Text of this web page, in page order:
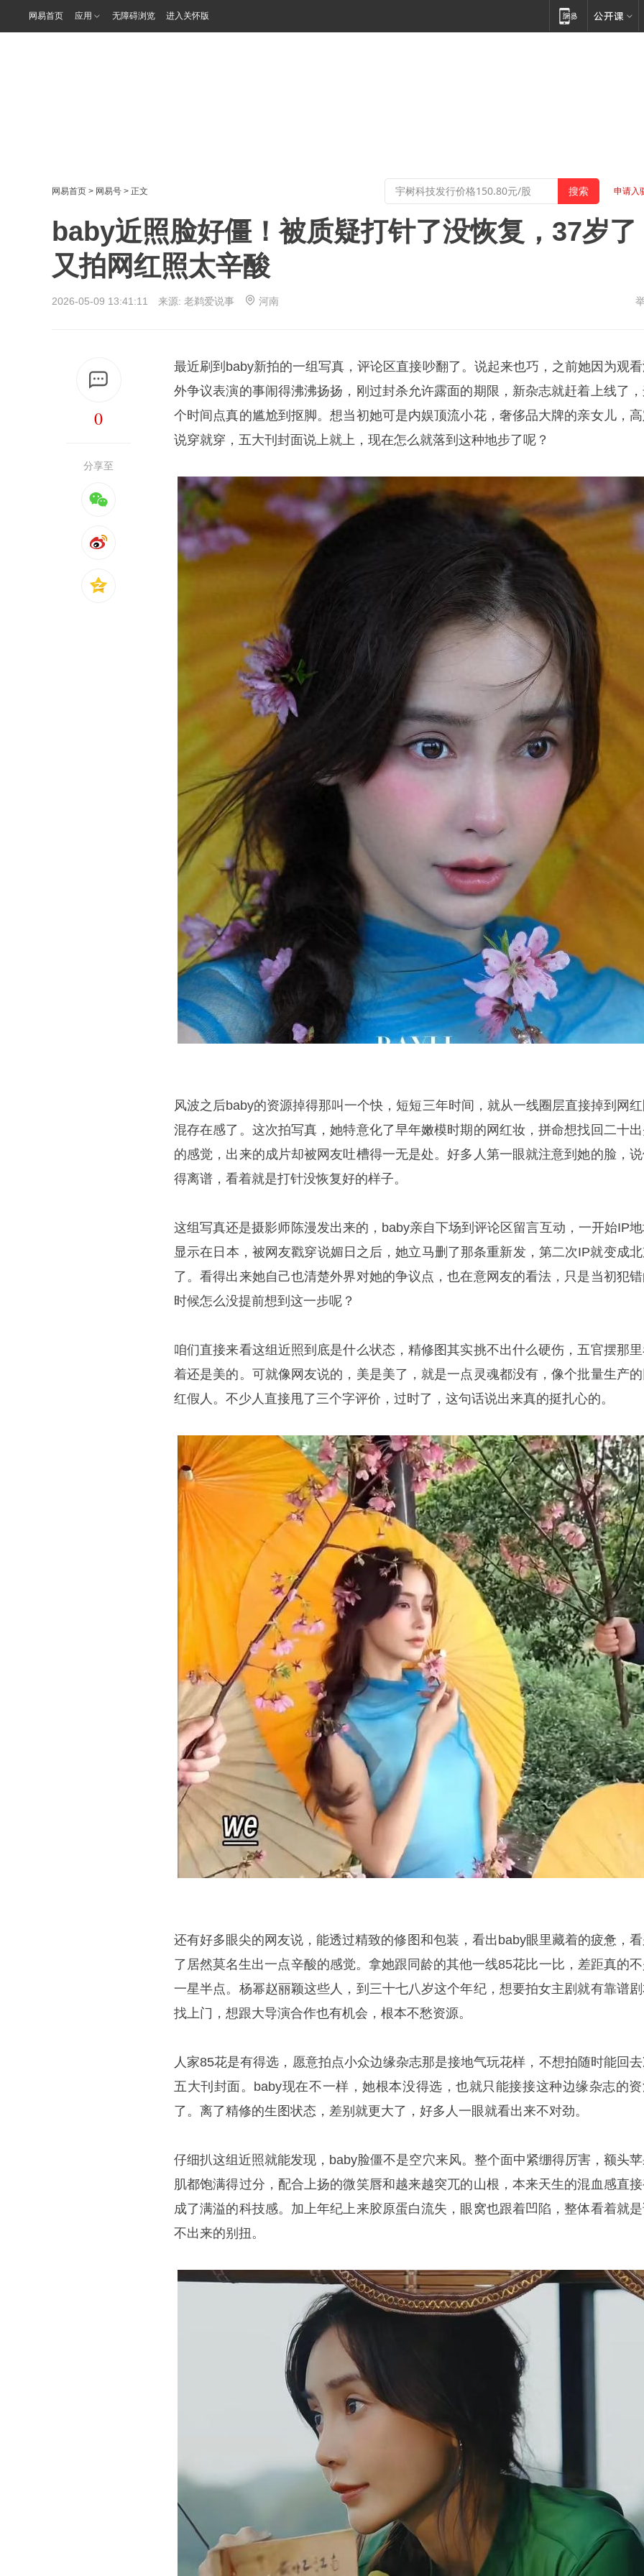
网易首页 应用 无障碍浏览 进入关怀版
网易首页 > 网易号 > 正文 申请入
baby近照脸好僵！被质疑打针了没恢复，37岁了
又拍网红照太辛酸
2026-05-09 13:41:11 来源: 老鹈爱说事 河南
0
分享至
最近刷到baby新拍的一组写真，评论区直接吵翻了。说起来也巧，之前她因为观
外争议表演的事闹得沸沸扬扬，刚过封杀允许露面的期限，新杂志就赶着上线了
个时间点真的尴尬到抠脚。想当初她可是内娱顶流小花，奢侈品大牌的亲女儿，
说穿就穿，五大刊封面说上就上，现在怎么就落到这种地步了呢？
风波之后baby的资源掉得那叫一个快，短短三年时间，就从一线圈层直接掉到网
混存在感了。这次拍写真，她特意化了早年嫩模时期的网红妆，拼命想找回二十
的感觉，出来的成片却被网友吐槽得一无是处。好多人第一眼就注意到她的脸，
得离谱，看着就是打针没恢复好的样子。
这组写真还是摄影师陈漫发出来的，baby亲自下场到评论区留言互动，一开始IP
显示在日本，被网友戳穿说媚日之后，她立马删了那条重新发，第二次IP就变成
了。看得出来她自己也清楚外界对她的争议点，也在意网友的看法，只是当初犯
时候怎么没提前想到这一步呢？
咱们直接来看这组近照到底是什么状态，精修图其实挑不出什么硬伤，五官摆那
着还是美的。可就像网友说的，美是美了，就是一点灵魂都没有，像个批量生产
红假人。不少人直接甩了三个字评价，过时了，这句话说出来真的挺扎心的。
还有好多眼尖的网友说，能透过精致的修图和包装，看出baby眼里藏着的疲惫，
了居然莫名生出一点辛酸的感觉。拿她跟同龄的其他一线85花比一比，差距真的
一星半点。杨幂赵丽颖这些人，到三十七八岁这个年纪，想要拍女主剧就有靠谱
找上门，想跟大导演合作也有机会，根本不愁资源。
人家85花是有得选，愿意拍点小众边缘杂志那是接地气玩花样，不想拍随时能回
五大刊封面。baby现在不一样，她根本没得选，也就只能接接这种边缘杂志的
了。离了精修的生图状态，差别就更大了，好多人一眼就看出来不对劲。
仔细扒这组近照就能发现，baby脸僵不是空穴来风。整个面中紧绷得厉害，额头
肌都饱满得过分，配合上扬的微笑唇和越来越突兀的山根，本来天生的混血感直
成了满溢的科技感。加上年纪上来胶原蛋白流失，眼窝也跟着凹陷，整体看着就
不出来的别扭。